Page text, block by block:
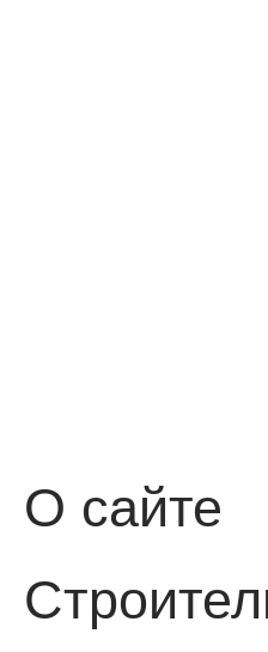
О сайте